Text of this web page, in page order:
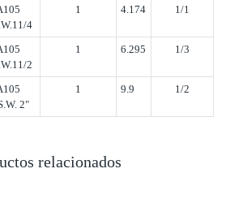
4
1 4.174 1/1
2
1 6.295 1/3
2"
1 9.9 1/2
relacionados